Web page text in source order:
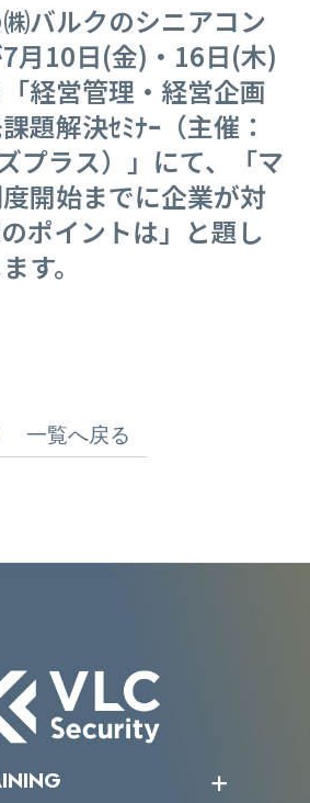
バルクのシニアコン
月10日(金)・16日(木)
経営管理・経営企画
題解決ｾﾐﾅｰ（主催：
プラス）」にて、「マ
開始までに企業が対
ポイントは」と題し
す。
一覧へ戻る